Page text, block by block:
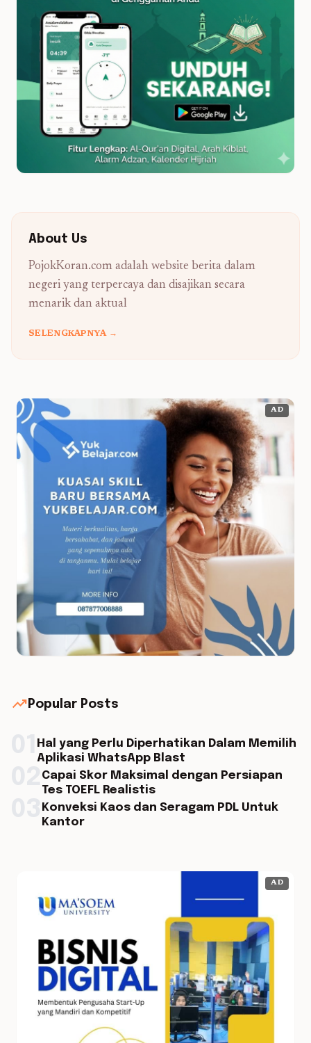
About Us
PojokKoran.com adalah website berita dalam
negeri yang terpercaya dan disajikan secara
menarik dan aktual
SELENGKAPNYA →
AD
trending_up Popular Posts
Hal yang Perlu Diperhatikan Dalam Memilih
Aplikasi WhatsApp Blast
Capai Skor Maksimal dengan Persiapan
Tes TOEFL Realistis
Konveksi Kaos dan Seragam PDL Untuk
Kantor
AD